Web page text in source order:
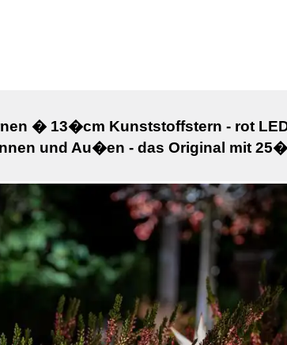
� 13�cm Kunststoffstern - rot
und Au�en - das Original mit